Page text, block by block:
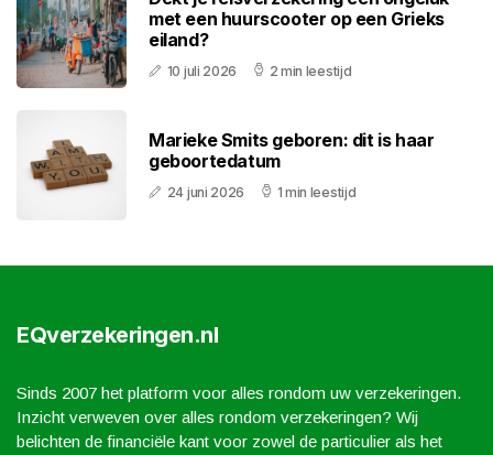
met een huurscooter op een Grieks
eiland?
10 juli 2026 2 min leestijd
Marieke Smits geboren: dit is haar
geboortedatum
24 juni 2026 1 min leestijd
EQverzekeringen.nl
Sinds 2007 het platform voor alles rondom uw verzekeringen.
Inzicht verweven over alles rondom verzekeringen? Wij
belichten de financiële kant voor zowel de particulier als het